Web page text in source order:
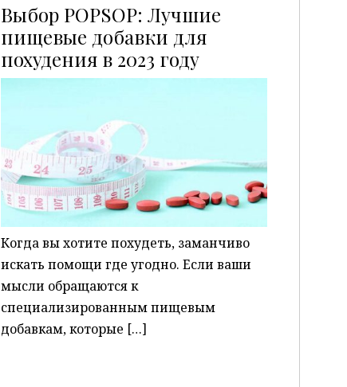
Выбор POPSOP: Лучшие
пищевые добавки для
похудения в 2023 году
P
Когда вы хотите похудеть, заманчиво
искать помощи где угодно. Если ваши
мысли обращаются к
специализированным пищевым
добавкам, которые […]